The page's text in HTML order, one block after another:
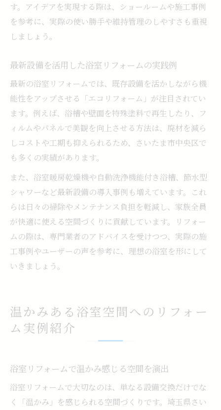
す。アイデアを実現する際は、ショールームや施工事例
を参考に、実際の使い勝手や維持管理のしやすさも重視
しましょう。
最新設備を活用した浴室リフォームの実践例
最新の浴室リフォームでは、既存設備を活かしながら機
能性をアップさせる「エコリフォーム」が注目されてい
ます。例えば、浴槽や壁面を特殊塗料で再生したり、フ
ィルムやパネルで美観を向上させる方法は、廃材を減ら
しコストや工期も抑えられるため、さいたま市中央区で
も多くの実績があります。
また、浴室暖房乾燥機や自動洗浄機能付き浴槽、節水型
シャワーなど最新設備の導入事例も増えています。これ
らは日々の掃除やメンテナンス負担を軽減し、家族全員
が快適に使える空間づくりに貢献しています。リフォー
ムの際は、専門業者のアドバイスを受けつつ、実際の施
工事例やユーザーの声を参考に、理想の浴室を形にして
いきましょう。
温かみある浴室空間へのリフォー
ム実例紹介
浴室リフォームで温かみ感じる空間を演出
浴室リフォームで大切なのは、単なる設備交換だけでな
く「温かみ」を感じられる空間づくりです。埼玉県さい